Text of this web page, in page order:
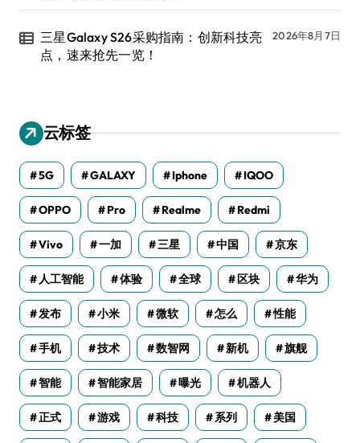
三星Galaxy S26采购指南：创新科技亮
点，速来抢先一览！
2026年8月7日
云标签
5G GALAXY Iphone IQOO
OPPO Pro Realme Redmi
Vivo 一加 三星 中国 京东
人工智能 体验 全球 区块 华为
发布 小米 微软 怎么 性能
手机 技术 数智网 新机 旗舰
智能 智能家居 曝光 机器人
正式 游戏 科技 系列 美国